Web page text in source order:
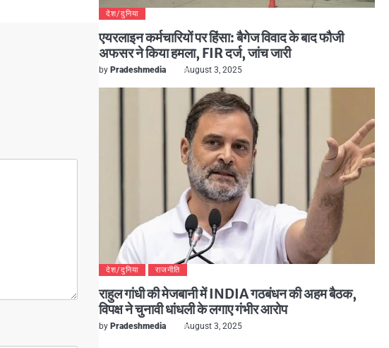
देश/दुनिया
एयरलाइन कर्मचारियों पर हिंसा: बैगेज विवाद के बाद फौजी
अफसर ने किया हमला, FIR दर्ज, जांच जारी
by Pradeshmedia August 3, 2025
देश/दुनिया राजनीति
राहुल गांधी की मेजबानी में INDIA गठबंधन की अहम बैठक,
विपक्ष ने चुनावी धांधली के लगाए गंभीर आरोप
by Pradeshmedia August 3, 2025